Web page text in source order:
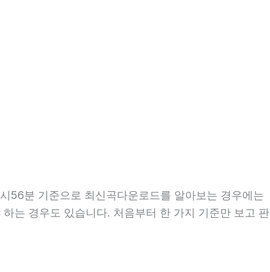
56분 기준으로 최신곡다운로드를 알아보는 경우에는
는 경우도 있습니다. 처음부터 한 가지 기준만 보고 판